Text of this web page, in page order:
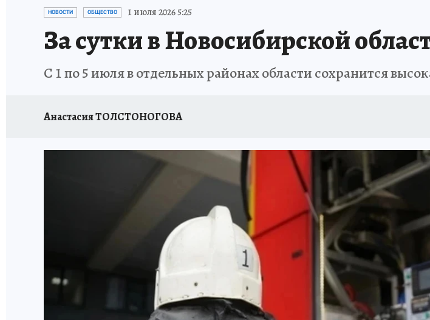
ОТДЫХ В РОССИИ ЗАПОВЕДНАЯ РОССИЯ
НОВОСТИ ОБЩЕСТВО 1 июля 2026 5:25
За сутки в Новосибирской
С 1 по 5 июля в отдельных районах области сохранится
Анастасия ТОЛСТОНОГОВА